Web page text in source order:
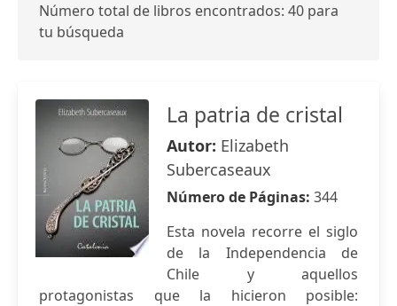
Número total de libros encontrados: 40 para
tu búsqueda
La patria de cristal
Autor: Elizabeth
Subercaseaux
Número de Páginas: 344
Esta novela recorre el siglo
de la Independencia de
Chile y aquellos
protagonistas que la hicieron posible: